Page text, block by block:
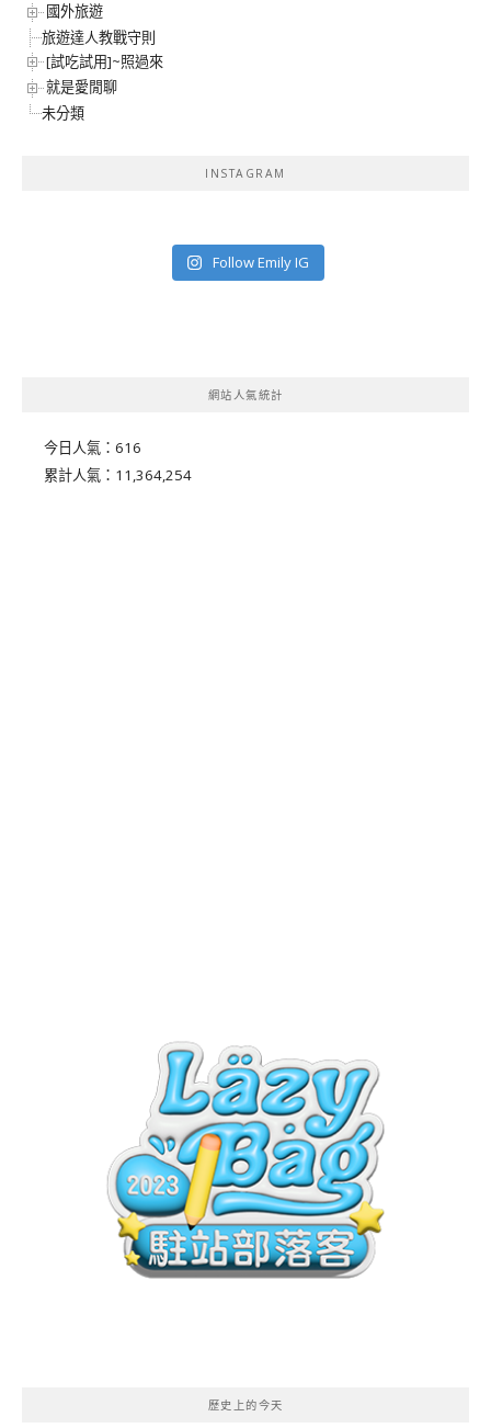
國外旅遊
旅遊達人教戰守則
[試吃試用]~照過來
就是愛閒聊
未分類
INSTAGRAM
Follow Emily IG
網站人氣統計
今日人氣： 616
累計人氣： 11,364,254
歷史上的今天